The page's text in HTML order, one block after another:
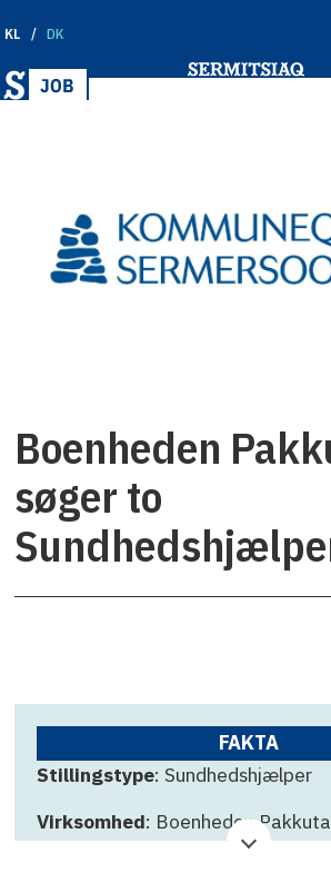
KL DK
Boenheden
søger to
FAKTA
Stillingstype: Sundhedshjælper
Virksomhed: Boenheden